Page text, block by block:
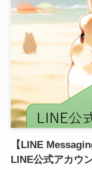
【LINE
LINE公式アカウ